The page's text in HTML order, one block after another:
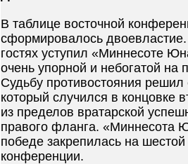
В таблице восточной
сформировалось
гостях уступил «Миннесоте
очень упорной и небогатой
Судьбу противостояния
который случился в концовке
из пределов вратарской
правого фланга. «Миннесота
победе закрепилась на
конференции.